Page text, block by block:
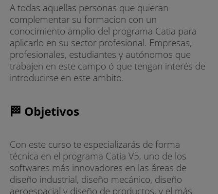
A todas aquellas personas que quieran
complementar su formacion con un
conocimiento amplio del programa Catia para
aplicarlo en su sector profesional. Empresas,
profesionales, estudiantes y autónomos que
trabajen en este campo ó que tengan interés de
introducirse en este ambito.
🏁 Objetivos
Con este curso te especializarás de forma
técnica en el programa Catia V5, uno de los
softwares más innovadores en las áreas de
diseño industrial, diseño mecánico, diseño
aeroespacial y diseño de productos, y el más